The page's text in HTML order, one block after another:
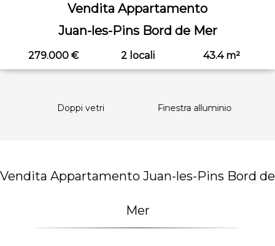
Vendita Appartamento
Juan-les-Pins Bord de Mer
279.000 € 2 locali 43.4 m²
Doppi vetri Finestra alluminio
Vendita Appartamento Juan-les-Pins Bord de
Mer